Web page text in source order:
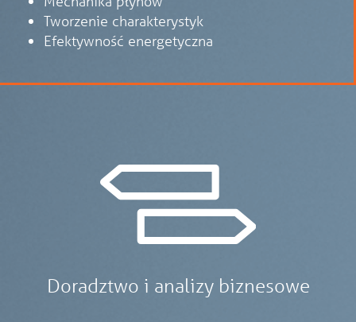
Tworzenie charakterystyk
Efektywność energetyczna
Doradztwo i analizy biznesowe